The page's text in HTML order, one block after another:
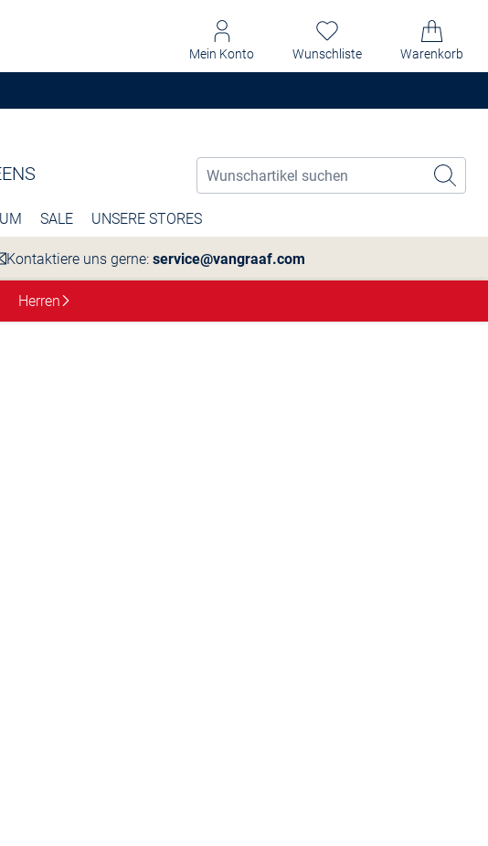
Mein Konto Wunschliste Warenkorb
SALE UNSERE STORES
Kontaktiere uns gerne: service@vangraaf.com
Herren